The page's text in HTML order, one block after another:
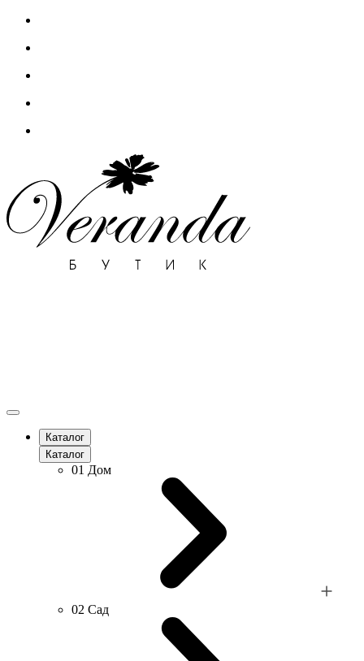
Каталог
Каталог
01 Дом
02 Сад